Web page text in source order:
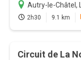
Autry-le-Châtel,
2h30 9.1 km
Circuit de La